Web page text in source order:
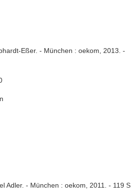
Eßer. - München : oekom, 2013. -
Adler. - München : oekom, 2011. - 119 S.